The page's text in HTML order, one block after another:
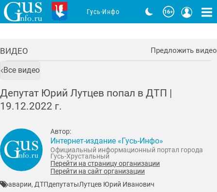
ВИДЕО Предложить видео
Все видео
Депутат Юрий Лутцев попал в ДТП |
19.12.2022 г.
Автор:
Интернет-издание «Гусь-Инфо»
Официальный информационный портал города
Гусь-Хрустальный
Перейти на страницу организации
Перейти на сайт организации
аварии, ДТПдепутатыЛутцев Юрий Иванович
Гусь-Инфо